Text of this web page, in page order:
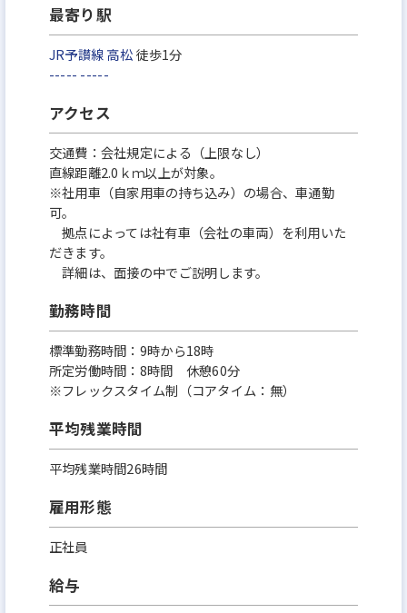
最寄り駅
JR予讃線高松徒歩1分
----- -----
アクセス
交通費：会社規定による（上限なし）
直線距離2.0ｋｍ以上が対象。
※社用車（自家用車の持ち込み）の場合、車通勤
可。
拠点によっては社有車（会社の車両）を利用いた
だきます。
詳細は、面接の中でご説明します。
勤務時間
標準勤務時間：9時から18時
所定労働時間：8時間 休憩60分
※フレックスタイム制（コアタイム：無）
平均残業時間
平均残業時間26時間
雇用形態
正社員
給与